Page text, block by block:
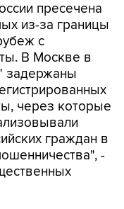
пресечена
из-за границы
с
В Москве в
задержаны
через которые
граждан в
-